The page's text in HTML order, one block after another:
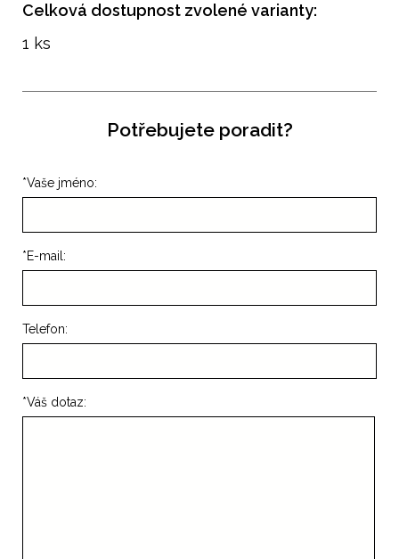
Celková dostupnost zvolené varianty:
1 ks
Potřebujete poradit?
Vaše jméno:
*
E-mail:
*
Telefon:
Váš dotaz:
*